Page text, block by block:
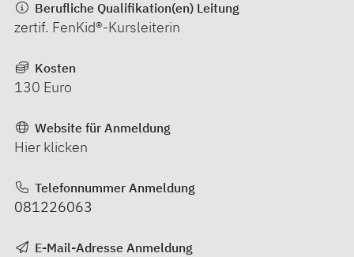
Berufliche Qualifikation(en) Leitung
zertif. FenKid®-Kursleiterin
Kosten
130 Euro
Website für Anmeldung
Hier klicken
Telefonnummer Anmeldung
081226063
E-Mail-Adresse Anmeldung